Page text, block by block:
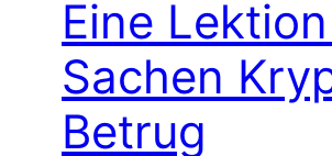
Eine
Sachen
Betrug